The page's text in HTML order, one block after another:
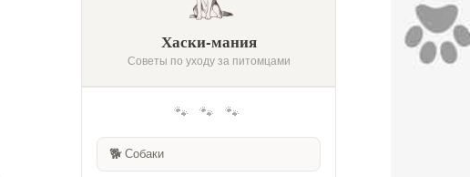
Хаски-мания
Советы по уходу за питомцами
🐾 🐾 🐾
🐕 Собаки